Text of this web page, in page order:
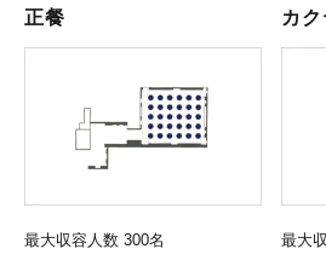
正餐
最大収容人数 300名
カ
最大